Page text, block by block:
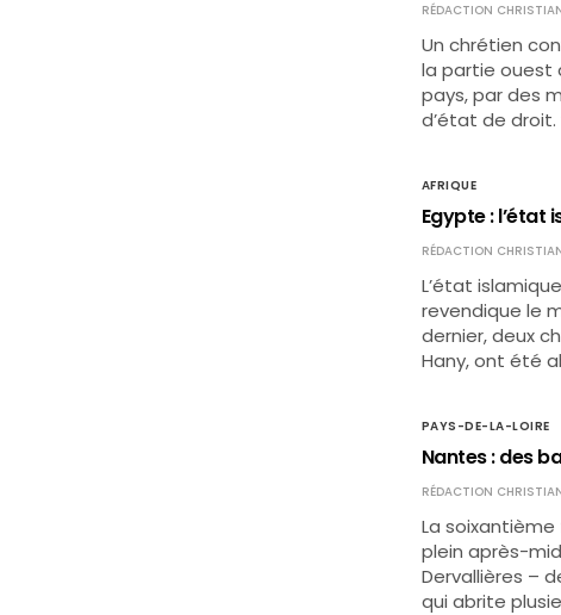
RÉDACTION
Un chrétien
la partie ouest
pays, par des
d’état de droit.
AFRIQUE
Egypte : l’état
RÉDACTION
L’état
revendique le
dernier, deux
Hany, ont été
PAYS-DE-LA-LOIRE
Nantes : des
RÉDACTION
La
plein après-
Dervallières –
qui abrite